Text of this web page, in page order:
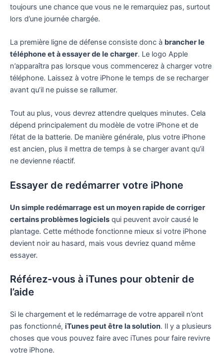
toujours une chance que vous ne le remarquiez pas, surtout
lors d’une journée chargée.
La première ligne de défense consiste donc à brancher le
téléphone et à essayer de le charger. Le logo Apple
n’apparaîtra pas lorsque vous commencerez à charger votre
téléphone. Laissez à votre iPhone le temps de se recharger
avant qu’il ne puisse se rallumer.
Tout au plus, vous devrez attendre quelques minutes. Cela
dépend principalement du modèle de votre iPhone et de
l’état de la batterie. De manière générale, plus votre iPhone
est ancien, plus il mettra de temps à se charger avant qu’il
ne devienne réactif.
Essayer de redémarrer votre iPhone
Un simple redémarrage est un moyen rapide de corriger
certains problèmes logiciels qui peuvent avoir causé le
plantage. Cette méthode fonctionne mieux si votre iPhone
devient noir au hasard, mais vous devriez quand même
essayer.
Référez-vous à iTunes pour obtenir de
l’aide
Si le chargement et le redémarrage de votre appareil n’ont
pas fonctionné, iTunes peut être la solution. Il y a plusieurs
choses que vous pouvez faire avec iTunes pour faire revivre
votre iPhone.